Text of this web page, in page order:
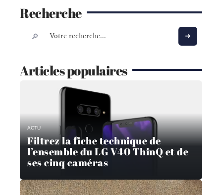
Recherche
Articles populaires
ACTU
Filtrez la fiche technique de
l’ensemble du LG V40 ThinQ et de
ses cinq caméras